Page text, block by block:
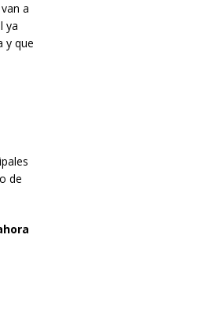
a
ya
y que
de